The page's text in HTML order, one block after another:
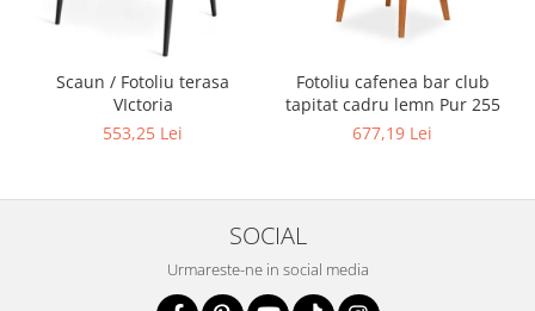
Scaun / Fotoliu terasa
VIctoria
553,25 Lei
Fotoliu cafenea bar club
tapitat cadru lemn Pur 255
677,19 Lei
SOCIAL
Urmareste-ne in social media